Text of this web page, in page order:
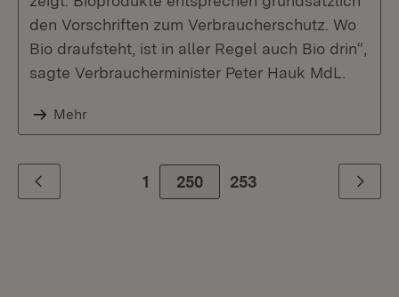
den Vorschriften zum Verbraucherschutz. Wo
Bio draufsteht, ist in aller Regel auch Bio drin“,
sagte Verbraucherminister Peter Hauk MdL.
Mehr
Zurück 1 250 253 Weiter